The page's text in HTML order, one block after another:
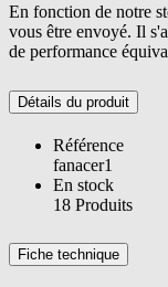
En fonction de notre
vous être envoyé. Il
de performance
Détails du produit
Référence
fanacer1
En stock
18 Produits
Fiche technique